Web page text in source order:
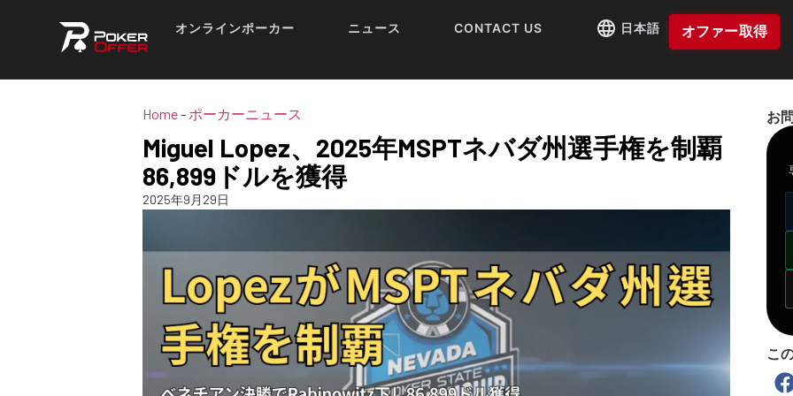
オンラインポーカー ニュース CONTACT US 日本語 オファー取得
Home- ポーカーニュース
Miguel Lopez、2025年MSPTネバダ州選手権を制覇
86,899ドルを獲得
2025年9月29日
お
こ